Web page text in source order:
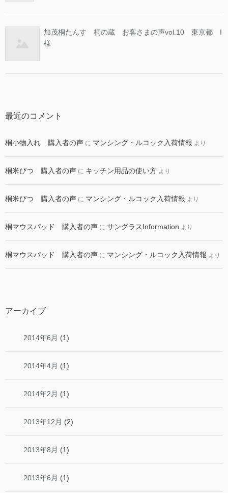
加茂桐たんす 桐の蔵 お客さまの声vol.10 東京都 I
様
最近のコメント
桐小物入れ 購入者の声 に マンシング・ルコック入荷情報 より
桐米びつ 購入者の声 に キッチン用品の使い方 より
桐米びつ 購入者の声 に マンシング・ルコック入荷情報 より
桐マウスパッド 購入者の声 に サングラスInformation より
桐マウスパッド 購入者の声 に マンシング・ルコック入荷情報 より
アーカイブ
2014年6月 (1)
2014年4月 (1)
2014年2月 (1)
2013年12月 (2)
2013年8月 (1)
2013年6月 (1)